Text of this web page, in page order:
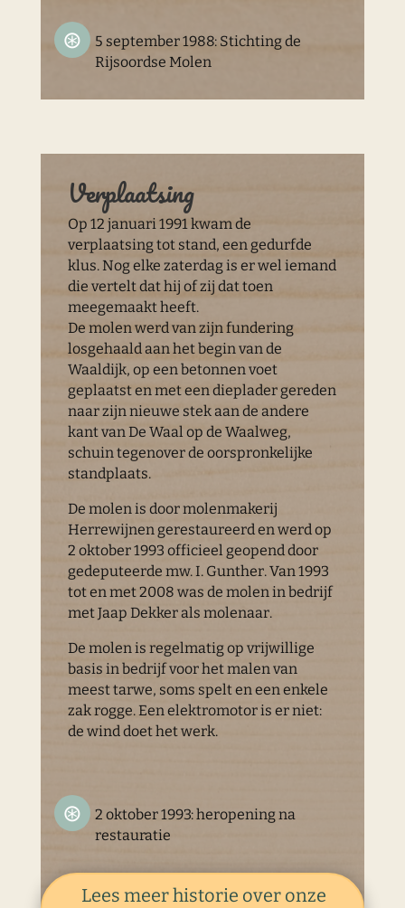
5 september 1988: Stichting de
Rijsoordse Molen
Verplaatsing
Op 12 januari 1991 kwam de
verplaatsing tot stand, een gedurfde
klus. Nog elke zaterdag is er wel iemand
die vertelt dat hij of zij dat toen
meegemaakt heeft.
De molen werd van zijn fundering
losgehaald aan het begin van de
Waaldijk, op een betonnen voet
geplaatst en met een dieplader gereden
naar zijn nieuwe stek aan de andere
kant van De Waal op de Waalweg,
schuin tegenover de oorspronkelijke
standplaats.
De molen is door molenmakerij
Herrewijnen gerestaureerd en werd op
2 oktober 1993 officieel geopend door
gedeputeerde mw. I. Gunther. Van 1993
tot en met 2008 was de molen in bedrijf
met Jaap Dekker als molenaar.
De molen is regelmatig op vrijwillige
basis in bedrijf voor het malen van
meest tarwe, soms spelt en een enkele
zak rogge. Een elektromotor is er niet:
de wind doet het werk.
2 oktober 1993: heropening na
restauratie
Lees meer historie over onze